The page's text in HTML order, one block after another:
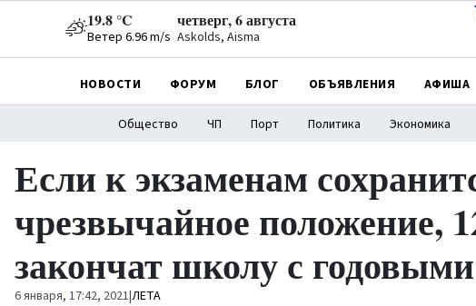
19.8 °C
Ветер 6.96 m/s
четверг, 6 августа
Askolds, Aisma
НОВОСТИ ФОРУМ БЛОГ ОБЪЯВЛЕНИЯ АФИША
Общество ЧП Порт Политика Экономика
Если к экзаменам
чрезвычайное положение,
закончат школу с
6 января, 17:42, 2021|ЛЕТА